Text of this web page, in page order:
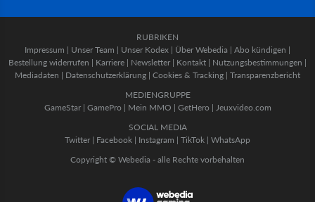
RUBRIKEN
Impressum | Unser Team | Unser Kodex | Über Webedia | Abo kündigen |
Bestellung widerrufen | Karriere | Newsletter | Kontakt | Nutzungsbestimmungen |
Mediadaten | Datenschutzerklärung | Cookies & Tracking | Transparenzbericht
MEDIENGRUPPE
GameStar| GamePro | Mein MMO | GetHero | Jeuxvideo.com
SOCIAL MEDIA
Twitter | Facebook | Instagram | TikTok | WhatsApp
Copyright © Webedia - alle Rechte vorbehalten